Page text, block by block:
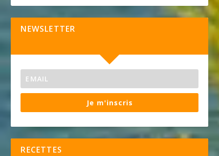
NEWSLETTER
Je m'inscris
RECETTES